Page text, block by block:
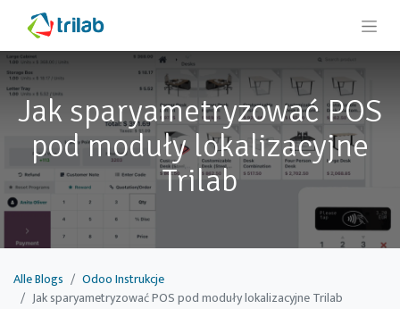
Jak sparyametryzować POS
pod moduły lokalizacyjne
Trilab
Alle Blogs
Odoo Instrukcje
Jak sparyametryzować POS pod moduły lokalizacyjne Trilab